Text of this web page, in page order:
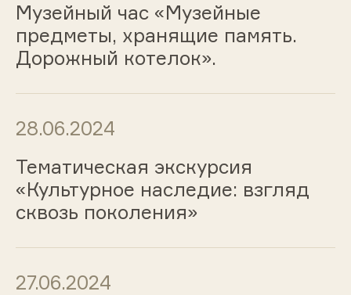
Музейный час «Музейные
предметы, хранящие память.
Дорожный котелок».
28.06.2024
Тематическая экскурсия
«Культурное наследие: взгляд
сквозь поколения»
27.06.2024